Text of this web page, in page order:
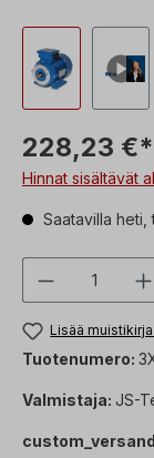
228,23 €*
Hinnat sisältävät
Saatavilla heti,
Tuotteen
Lisää
Tuotenumero:
Valmistaja: JS-
custom_versand